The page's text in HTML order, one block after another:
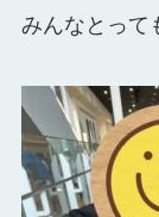
みんなとって